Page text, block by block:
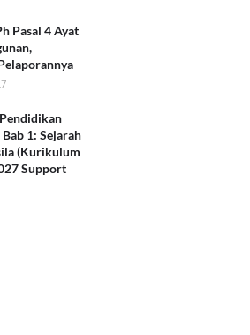
Pasal 4 Ayat
1: Sejarah
(Kurikulum
Support